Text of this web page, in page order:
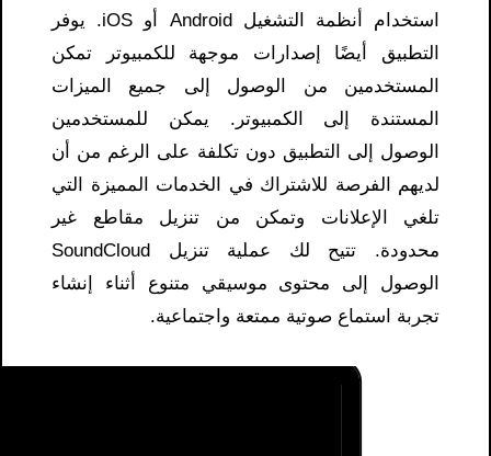
استخدام أنظمة التشغيل Android أو iOS. يوفر
التطبيق أيضًا إصدارات موجهة للكمبيوتر تمكن
المستخدمين من الوصول إلى جميع الميزات
المستندة إلى الكمبيوتر. يمكن للمستخدمين
الوصول إلى التطبيق دون تكلفة على الرغم من أن
لديهم الفرصة للاشتراك في الخدمات المميزة التي
تلغي الإعلانات وتمكن من تنزيل مقاطع غير
محدودة. تتيح لك عملية تنزيل SoundCloud
الوصول إلى محتوى موسيقي متنوع أثناء إنشاء
تجربة استماع صوتية ممتعة واجتماعية.